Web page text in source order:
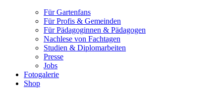
Für Gartenfans
Für Profis & Gemeinden
Für Pädagoginnen & Pädagogen
Nachlese von Fachtagen
Studien & Diplomarbeiten
Presse
Jobs
Fotogalerie
Shop